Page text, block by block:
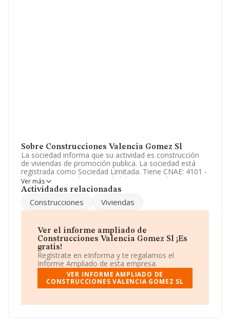
Sobre Construcciones Valencia Gomez Sl
La sociedad informa que su actividad es construcción
de viviendas de promoción publica. La sociedad está
registrada como Sociedad Limitada. Tiene CNAE: 4101 -
'%cnae%'. No realiza actividad de importación y/o
exportación.
La plantilla permanece igual y atendiendo a los datos
disponibles en INFORMA, el número de empleados de la
Dentro del ranking de empresas elaborado por
INFORMA, atendiendo a los niveles de facturación de la
empresa, se destaca que: en 2025 la empresa ha
ganado 284 puestos en el ranking sectorial, pasando del
14.596 al 14.312. Se encuentran mejor posicionadas las
siguientes empresas del sector:Bauerbuild S.Ly
Construcciones Hnos. Galan Flores S.L; éstas son
Excadiezmo S.LyConstruccions I Reformes José
Ver más
Actividades relacionadas
Construcciones Viviendas
Ver el informe ampliado de
Construcciones Valencia Gomez Sl ¡Es
gratis!
Regístrate en eInforma y te regalamos el
Informe Ampliado de esta empresa.
VER INFORME AMPLIADO DE
CONSTRUCCIONES VALENCIA GOMEZ SL